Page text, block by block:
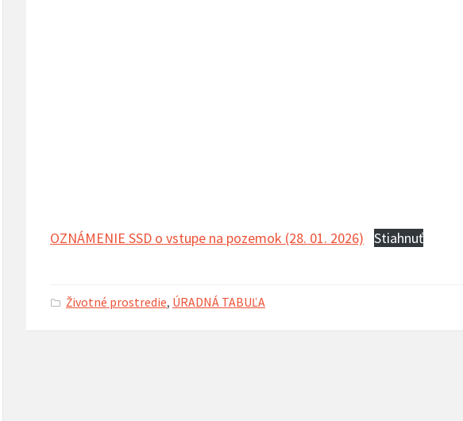
OZNÁMENIE SSD o vstupe na pozemok (28. 01. 2026) Stiahnuť
Životné prostredie, ÚRADNÁ TABUĽA